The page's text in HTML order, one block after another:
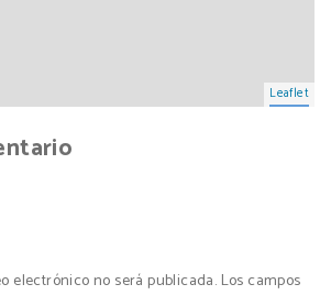
Leaflet
electrónico no será publicada. Los campos